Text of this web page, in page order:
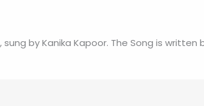
by Kanika Kapoor. The Song is